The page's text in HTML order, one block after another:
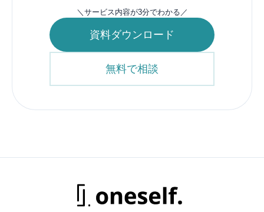
＼ サービス内容が3分でわかる ／
資料ダウンロード
無料で相談